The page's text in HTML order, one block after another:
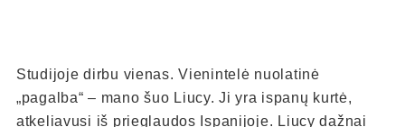
Studijoje dirbu vienas. Vienintelė nuolatinė
„pagalba“ – mano šuo Liucy. Ji yra ispanų kurtė,
atkeliavusi iš prieglaudos Ispanijoje. Liucy dažnai